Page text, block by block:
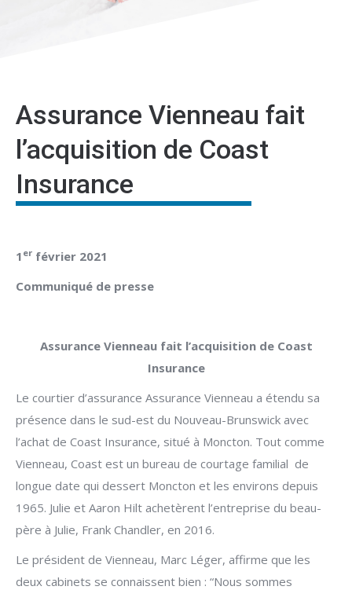
Assurance Vienneau fait
l’acquisition de Coast
Insurance
1 er février 2021
Communiqué de presse
Assurance Vienneau fait l’acquisition de Coast
Insurance
Le courtier d’assurance Assurance Vienneau a étendu sa
présence dans le sud-est du Nouveau-Brunswick avec
l’achat de Coast Insurance, situé à Moncton. Tout comme
Vienneau, Coast est un bureau de courtage familial de
longue date qui dessert Moncton et les environs depuis
1965. Julie et Aaron Hilt achetèrent l’entreprise du beau-
père à Julie, Frank Chandler, en 2016.
Le président de Vienneau, Marc Léger, affirme que les
deux cabinets se connaissent bien : “Nous sommes